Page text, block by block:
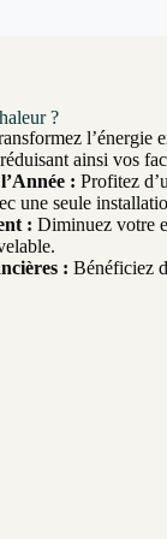
?
l’énergie
ainsi vos
: Profitez
une seule
: Diminuez votre
: Bénéficiez